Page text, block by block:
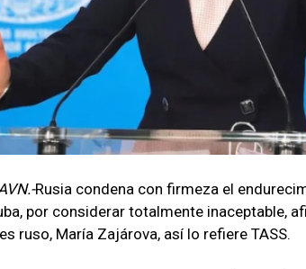
Rusia condena con firmeza el
por considerar totalmente inaceptable,
ruso, María Zajárova, así lo refiere TASS.